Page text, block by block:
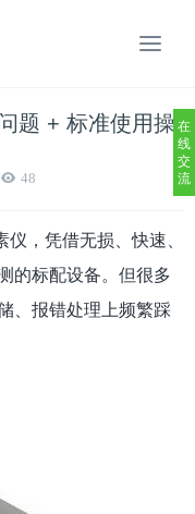
题 + 标准使用操
48
，凭借无损、快速、
的标配设备。但很多
、报错处理上频繁踩
在
线
交
流